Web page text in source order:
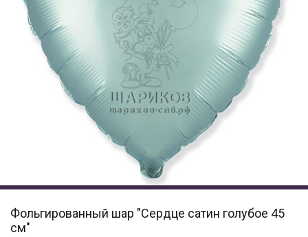
Фольгированный шар "Сердце сатин голубое 45
см"